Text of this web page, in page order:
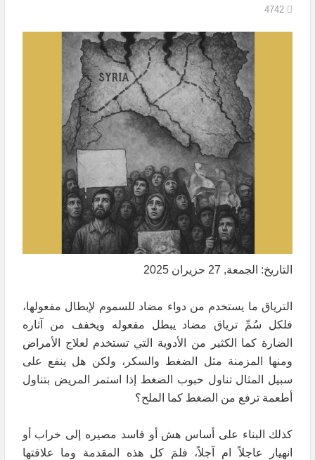
التاريخ: الجمعة, 27 حزيران 2025
الترياق ما يستخدم من دواء مضاد للسموم لإبطال مفعولها،
فلكل سُمِّ ترياق مضاد يبطل مفعوله ويخفف من آثاره
الضارة كما الكثير من الأدوية التي تستخدم لعلاج الأمراض
ومنها المزمنة مثل الضغط والسكر، ولكن هل ينفع على
سبيل المثال تناول حبوب الضغط إذا استمر المريض بتناول
أطعمة ترفع من الضغط كما الملح؟
كذلك البناء على أساس هش أو فاسد مصيره إلى خراب أو
انهيار عاجلاً ام آجلاً، فلمَ كل هذه المقدمة وما علاقتها